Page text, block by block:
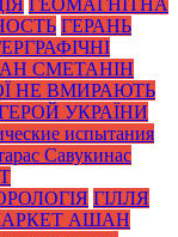
ГЕОМАГНІТНА
ГЕРАНЬ
СМЕТАНІН
НЕ ВМИРАЮТЬ
УКРАЇНИ
испытания
Савукинас
ГІЛЛЯ
АШАН